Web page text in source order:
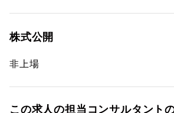
株式公開
非上場
この求人の担当コンサルタント